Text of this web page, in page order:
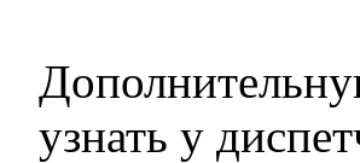
узнать у